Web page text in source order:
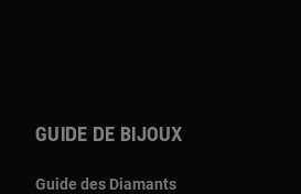
Guide de bijoux
Guide des Diamants